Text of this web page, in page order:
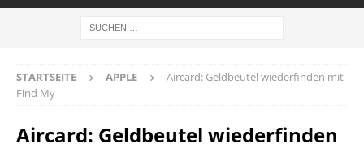
STARTSEITE APPLE
Aircard: Geldbeutel wiederfinden mit
Find My
Aircard: Geldbeutel wiederfinden